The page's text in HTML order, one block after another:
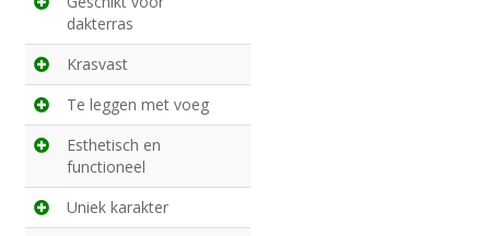
dakterras
Krasvast
Te leggen met voeg
Esthetisch en
functioneel
Uniek karakter